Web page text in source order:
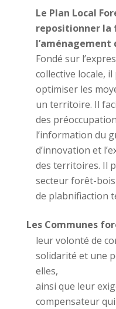
Le Plan Local
repositionner la
Fondé sur
collective locale,
optimiser les
un territoire. Il
des
l’information du
d’innovation et
des territoires. Il
secteur forêt-bois
de plabnifiaction
Les Communes
leur volonté de
solidarité et une
elles,
ainsi que leur
compensateur